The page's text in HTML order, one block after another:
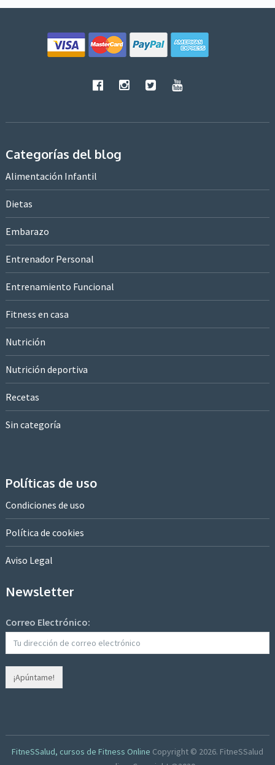
Categorías del blog
Alimentación Infantil
Dietas
Embarazo
Entrenador Personal
Entrenamiento Funcional
Fitness en casa
Nutrición
Nutrición deportiva
Recetas
Sin categoría
Políticas de uso
Condiciones de uso
Política de cookies
Aviso Legal
Newsletter
Correo Electrónico:
FitneSSalud, cursos de Fitness Online Copyright © 2026. FitneSSalud